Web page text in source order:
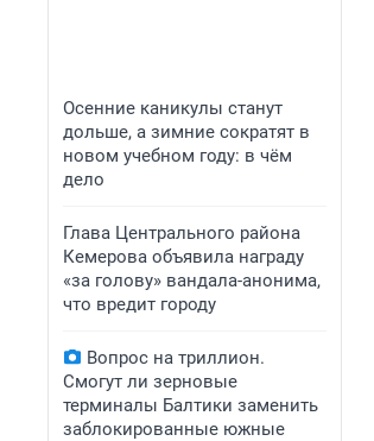
Осенние каникулы станут
дольше, а зимние сократят в
новом учебном году: в чём
дело
Глава Центрального района
Кемерова объявила награду
«за голову» вандала-анонима,
что вредит городу
Вопрос на триллион.
Смогут ли зерновые
терминалы Балтики заменить
заблокированные южные